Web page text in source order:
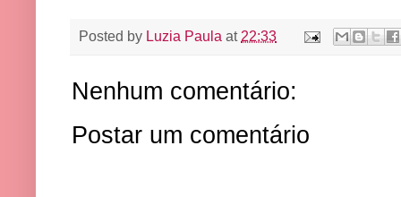
Posted by Luzia Paula at 22:33
Nenhum comentário:
Postar um comentário